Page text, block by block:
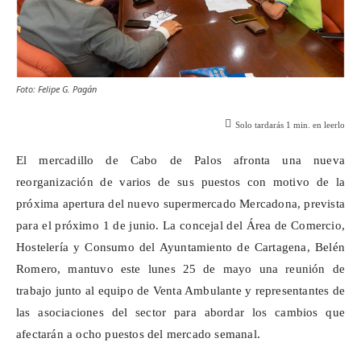
Foto: Felipe G. Pagán
Solo tardarás 1 min. en leerlo
El mercadillo de Cabo de Palos afronta una nueva
reorganización de varios de sus puestos con motivo de la
próxima apertura del nuevo supermercado Mercadona, prevista
para el próximo 1 de junio. La concejal del Área de Comercio,
Hostelería y Consumo del Ayuntamiento de Cartagena, Belén
Romero, mantuvo este lunes 25 de mayo una reunión de
trabajo junto al equipo de Venta Ambulante y representantes de
las asociaciones del sector para abordar los cambios que
afectarán a ocho puestos del mercado semanal.